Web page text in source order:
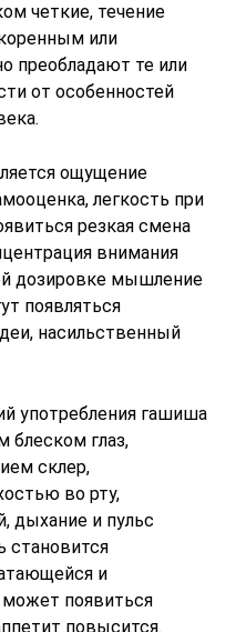
четкие, течение
или
преобладают те или
от особенностей
ощущение
легкость при
резкая смена
внимания
дозировке мышление
появляться
насильственный
употребления гашиша
блеском глаз,
склер,
во рту,
дыхание и пульс
становится
и
может появиться
повысится.